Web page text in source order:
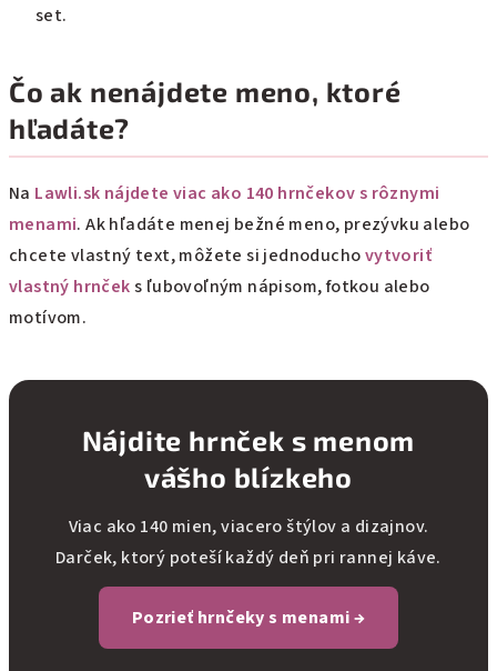
set.
Čo ak nenájdete meno, ktoré
hľadáte?
Na Lawli.sk nájdete viac ako 140 hrnčekov s rôznymi
menami. Ak hľadáte menej bežné meno, prezývku alebo
chcete vlastný text, môžete si jednoduchovytvoriť
vlastný hrnčeks ľubovoľným nápisom, fotkou alebo
motívom.
Nájdite hrnček s menom
vášho blízkeho
Viac ako 140 mien, viacero štýlov a dizajnov.
Darček, ktorý poteší každý deň pri rannej káve.
Pozrieť hrnčeky s menami →